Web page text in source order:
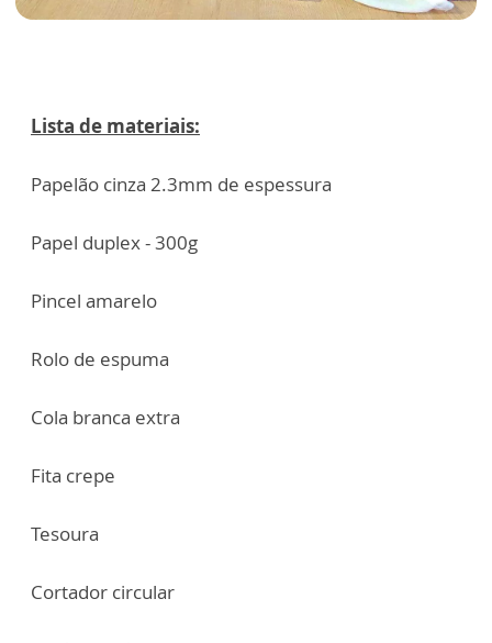
Lista de materiais:
Papelão cinza 2.3mm de espessura
Papel duplex - 300g
Pincel amarelo
Rolo de espuma
Cola branca extra
Fita crepe
Tesoura
Cortador circular